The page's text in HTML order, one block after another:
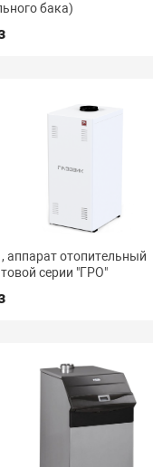
бака)
аппарат отопительный
серии "ГРО"